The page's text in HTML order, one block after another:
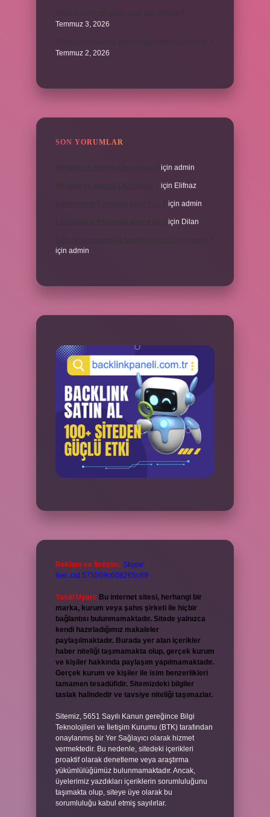
Temmuz 3, 2026
Titanyum mu daha sağlam paslanmaz çelik mi ?
Temmuz 2, 2026
SON YORUMLAR
için admin
için Elifnaz
için admin
için Dilan
için admin
Reklam ve İletişim: Skype:
live:.cid.575569c608265c69
Yasal Uyarı: Bu internet sitesi, herhangi bir
marka, kurum veya şahıs şirketi ile hiçbir
bağlantısı bulunmamaktadır. Sitede yalnızca
kendi hazırladığımız makaleler
paylaşılmaktadır. Burada yer alan içerikler
haber niteliği taşımamakta olup, gerçek kurum
ve kişiler hakkında paylaşım yapılmamaktadır.
Gerçek kurum ve kişiler ile isim benzerlikleri
tamamen tesadüfidir. Sitemizdeki bilgiler
taslak halindedir ve tavsiye niteliği taşımazlar.
Sitemiz, 5651 Sayılı Kanun gereğince Bilgi
Teknolojileri ve İletişim Kurumu (BTK) tarafından
onaylanmış bir Yer Sağlayıcı olarak hizmet
vermektedir. Bu nedenle, sitedeki içerikleri
proaktif olarak denetleme veya araştırma
yükümlülüğümüz bulunmamaktadır. Ancak,
üyelerimiz yazdıkları içeriklerin sorumluluğunu
taşımakta olup, siteye üye olarak bu
sorumluluğu kabul etmiş sayılırlar.